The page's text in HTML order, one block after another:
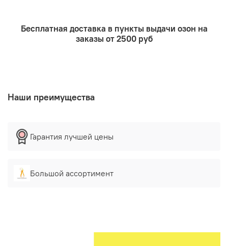
Бесплатная доставка в пункты выдачи озон на
заказы от 2500 руб
Наши преимущества
Гарантия лучшей цены
Большой ассортимент